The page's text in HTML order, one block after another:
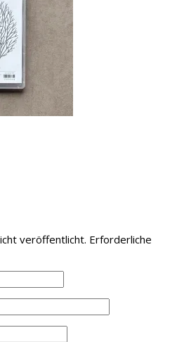
veröffentlicht. Erforderliche